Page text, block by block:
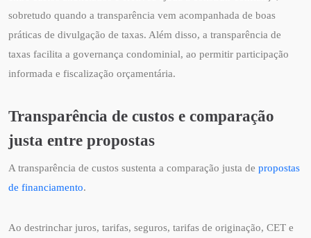
sobretudo quando a transparência vem acompanhada de boas
práticas de divulgação de taxas. Além disso, a transparência de
taxas facilita a governança condominial, ao permitir participação
informada e fiscalização orçamentária.
Transparência de custos e comparação
justa entre propostas
A transparência de custos sustenta a comparação justa de propostas
de financiamento.
Ao destrinchar juros, tarifas, seguros, tarifas de originação, CET e